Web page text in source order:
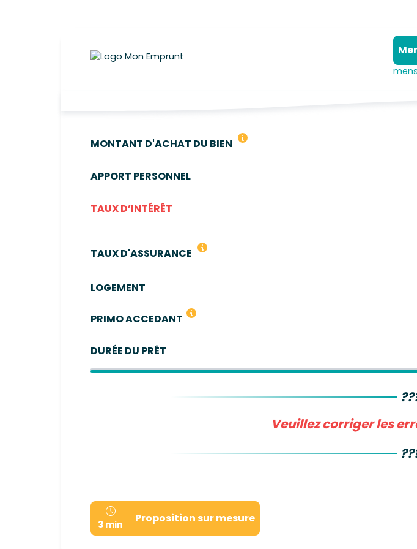
MONTANT D'ACHAT DU BIEN FRAIS D’AGENCES INCLUS, FRAIS
APPORT PERSONNEL
TAUX D’INTÉRÊT
TAUX D'ASSURANCE LE TAUX DÉFINI EST UNE MOYENNE
LOGEMENT
PRIMO ACCEDANT
Vous n'avez pas été propriétaire de votre résidence principale dans les 2
DURÉE DU PRÊT
Veuillez corriger les
3 min Proposition sur mesure